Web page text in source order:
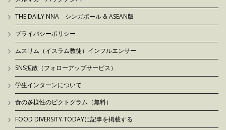
THE DAILY NNA シンガポール & ASEAN版
プライバシーポリシー
ムスリム（イスラム教徒）インフルエンサー
SNS拡散（フォローアップサービス）
学生インターンについて
食の多様性のピクトグラム（無料）
FOOD DIVERSITY.TODAYに記事を掲載する